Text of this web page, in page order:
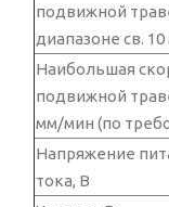
подвижной
диапазоне св. 10
Наибольшая
подвижной
мм/мин (по
Напряжение
тока, В